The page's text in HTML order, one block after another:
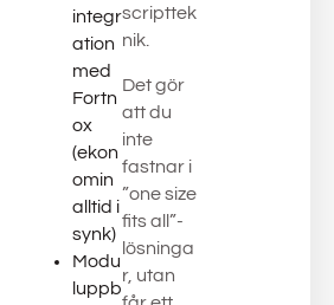
integr
ation
med
Fortn
ox
(ekon
omin
alltid i
synk)
Modu
luppb
scripttek
nik.
Det gör
att du
inte
fastnar i
”one size
fits all”-
lösninga
r, utan